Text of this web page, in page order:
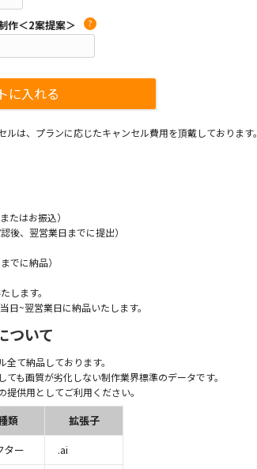
作＜2案提案＞ ?
ルは、プランに応じたキャンセル費用を頂戴しております。
たはお振込）
後、翌営業日までに提出）
でに納品）
します。
~翌営業日に納品いたします。
ついて
て納品しております。
も画質が劣化しない制作業界標準のデータです。
供用としてご利用ください。
類
拡張子
ター
.ai